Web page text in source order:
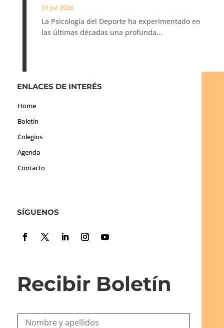
31 Jul 2026
La Psicología del Deporte ha experimentado en
las últimas décadas una profunda...
ENLACES DE INTERÉS
Home
Boletín
Colegios
Agenda
Contacto
SÍGUENOS
Recibir Boletín
N